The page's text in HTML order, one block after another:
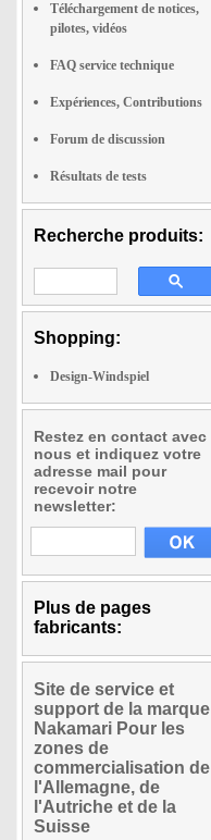
Téléchargement de notices,
pilotes, vidéos
FAQ service technique
Expériences, Contributions
Forum de discussion
Résultats de tests
Recherche produits:
Shopping:
Design-Windspiel
Restez en contact avec
nous et indiquez votre
adresse mail pour
recevoir notre
newsletter:
Plus de pages
fabricants:
Site de service et
support de la marque
Nakamari Pour les
zones de
commercialisation de
l'Allemagne, de
l'Autriche et de la
Suisse